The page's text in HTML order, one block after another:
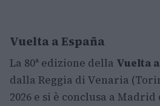
Vuelta a España
La 80ª edizione della Vuelta
dalla Reggia di Venaria
2026 e si è conclusa a Madrid